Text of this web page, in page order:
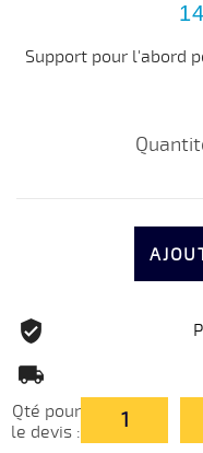
Support pour l'abord
Qté pour
le devis :